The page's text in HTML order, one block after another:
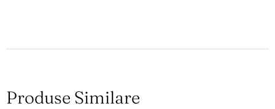
Produse Similare